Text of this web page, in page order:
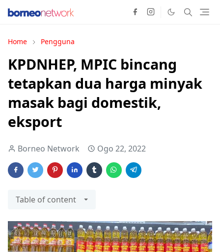
Home Pengguna
KPDNHEP, MPIC bincang
tetapkan dua harga minyak
masak bagi domestik,
eksport
Borneo Network Ogo 22, 2022
Table of content